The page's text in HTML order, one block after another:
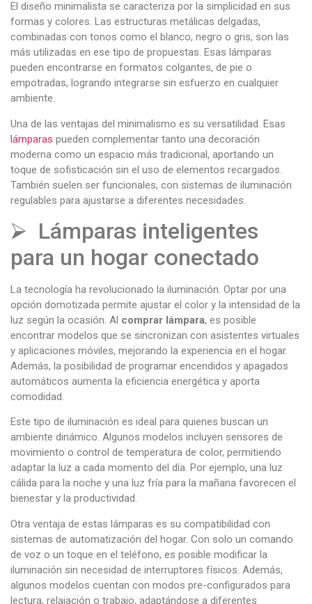
El diseño minimalista se caracteriza por la simplicidad en sus
formas y colores. Las estructuras metálicas delgadas,
combinadas con tonos como el blanco, negro o gris, son las
más utilizadas en ese tipo de propuestas. Esas lámparas
pueden encontrarse en formatos colgantes, de pie o
empotradas, logrando integrarse sin esfuerzo en cualquier
ambiente.
Una de las ventajas del minimalismo es su versatilidad. Esas
lámparas pueden complementar tanto una decoración
moderna como un espacio más tradicional, aportando un
toque de sofisticación sin el uso de elementos recargados.
También suelen ser funcionales, con sistemas de iluminación
regulables para ajustarse a diferentes necesidades.
⮚ Lámparas inteligentes
para un hogar conectado
La tecnología ha revolucionado la iluminación. Optar por una
opción domotizada permite ajustar el color y la intensidad de la
luz según la ocasión. Al comprar lámpara, es posible
encontrar modelos que se sincronizan con asistentes virtuales
y aplicaciones móviles, mejorando la experiencia en el hogar.
Además, la posibilidad de programar encendidos y apagados
automáticos aumenta la eficiencia energética y aporta
comodidad.
Este tipo de iluminación es ideal para quienes buscan un
ambiente dinámico. Algunos modelos incluyen sensores de
movimiento o control de temperatura de color, permitiendo
adaptar la luz a cada momento del día. Por ejemplo, una luz
cálida para la noche y una luz fría para la mañana favorecen el
bienestar y la productividad.
Otra ventaja de estas lámparas es su compatibilidad con
sistemas de automatización del hogar. Con solo un comando
de voz o un toque en el teléfono, es posible modificar la
iluminación sin necesidad de interruptores físicos. Además,
algunos modelos cuentan con modos pre-configurados para
lectura, relajación o trabajo, adaptándose a diferentes